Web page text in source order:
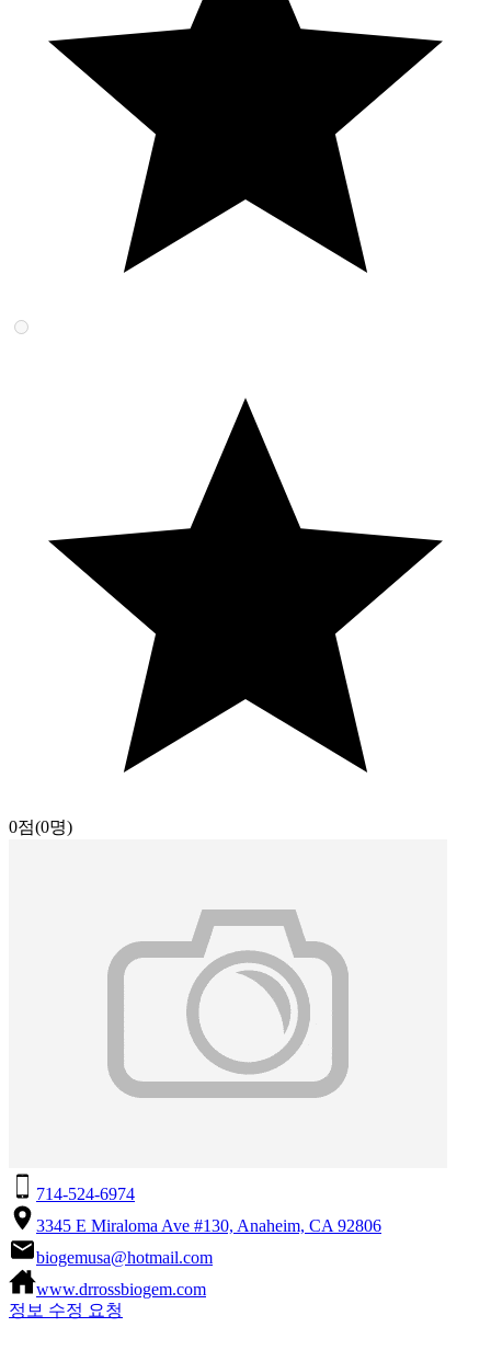
0점(0명)
714-524-6974
3345 E Miraloma Ave #130, Anaheim, CA 92806
biogemusa@hotmail.com
www.drrossbiogem.com
정보 수정 요청